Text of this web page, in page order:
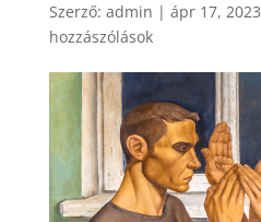
Szerző: admin | ápr 17, 2023
hozzászólások